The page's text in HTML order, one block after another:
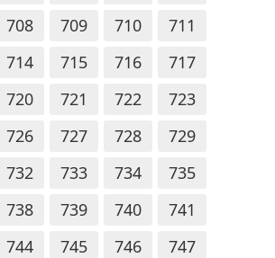
708 709 710
711
714 715 716
717
720 721 722
723
726 727 728
729
732 733 734
735
738 739 740
741
744 745 746
747